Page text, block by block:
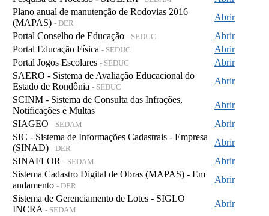
Plano anual de manutenção de Rodovias 2016
(MAPAS) - DER
Abrir
Portal Conselho de Educação - SEDUC
Abrir
Portal Educação Física - SEDUC
Abrir
Portal Jogos Escolares - SEDUC
Abrir
SAERO - Sistema de Avaliação Educacional do
Estado de Rondônia - SEDUC
Abrir
SCINM - Sistema de Consulta das Infrações,
Notificações e Multas
Abrir
SIAGEO - SEDAM
Abrir
SIC - Sistema de Informações Cadastrais - Empresa
(SINAD) - DER
Abrir
SINAFLOR - SEDAM
Abrir
Sistema Cadastro Digital de Obras (MAPAS) - Em
andamento - DER
Abrir
Sistema de Gerenciamento de Lotes - SIGLO
INCRA - SEDAM
Abrir